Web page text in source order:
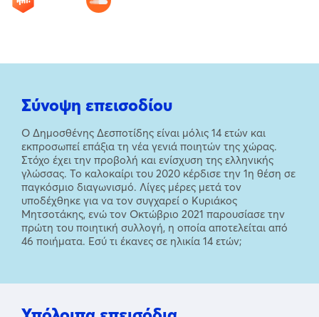
Σύνοψη επεισοδίου
Ο Δημοσθένης Δεσποτίδης είναι μόλις 14 ετών και
εκπροσωπεί επάξια τη νέα γενιά ποιητών της χώρας.
Στόχο έχει την προβολή και ενίσχυση της ελληνικής
γλώσσας. Το καλοκαίρι του 2020 κέρδισε την 1η θέση σε
παγκόσμιο διαγωνισμό. Λίγες μέρες μετά τον
υποδέχθηκε για να τον συγχαρεί ο Κυριάκος
Μητσοτάκης, ενώ τον Οκτώβριο 2021 παρουσίασε την
πρώτη του ποιητική συλλογή, η οποία αποτελείται από
46 ποιήματα. Εσύ τι έκανες σε ηλικία 14 ετών;